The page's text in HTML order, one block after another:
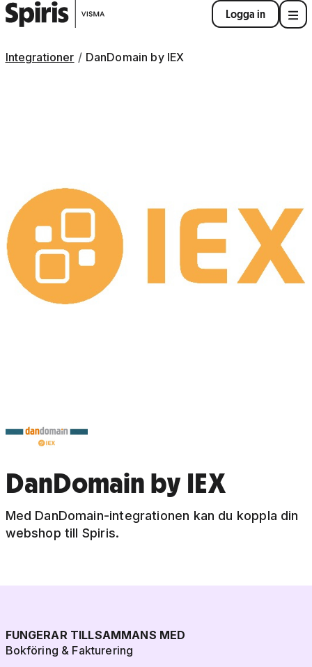
Logga in
Integrationer DanDomain by IEX
DanDomain by IEX
Med DanDomain-integrationen kan du koppla din
webshop till Spiris.
FUNGERAR TILLSAMMANS MED
Bokföring & Fakturering